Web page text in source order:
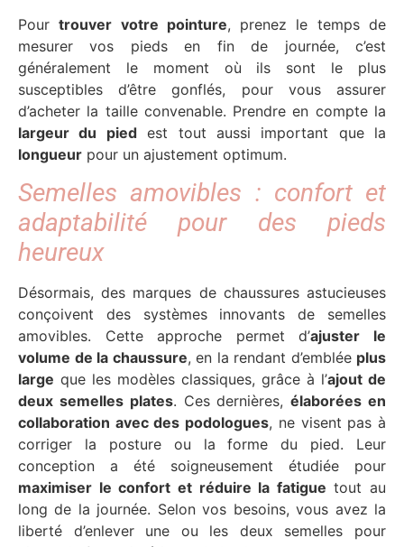
Pourtrouver votre pointure, prenez le temps de
mesurer vos pieds en fin de journée, c’est
généralement le moment où ils sont le plus
susceptibles d’être gonflés, pour vous assurer
d’acheter la taille convenable. Prendre en compte la
largeur du piedest tout aussi important que la
longueur pour un ajustement optimum.
Semelles amovibles : confort et
adaptabilité pour des pieds
heureux
Désormais, des marques de chaussures astucieuses
conçoivent des systèmes innovants de semelles
amovibles. Cette approche permet d’ajuster le
volume de la chaussure, en la rendant d’emblée plus
large que les modèles classiques, grâce à l’ajout de
deux semelles plates. Ces dernières,élaborées en
collaboration avec des podologues, ne visent pas à
corriger la posture ou la forme du pied. Leur
conception a été soigneusement étudiée pour
maximiser le confort et réduire la fatigue tout au
long de la journée. Selon vos besoins, vous avez la
liberté d’enlever une ou les deux semelles pour